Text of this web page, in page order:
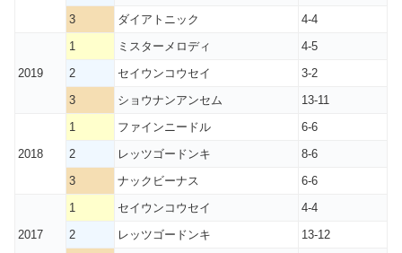
3
ダイアトニック 4-4
2019
1 ミスターメロディ
4-5
2
セイウンコウセイ
3-2
3
ショウナンアンセム 13-11
2018
1 ファインニードル
6-6
2
レッツゴードンキ
8-6
3
ナックビーナス 6-6
2017
1 セイウンコウセイ
4-4
2
レッツゴードンキ
13-12